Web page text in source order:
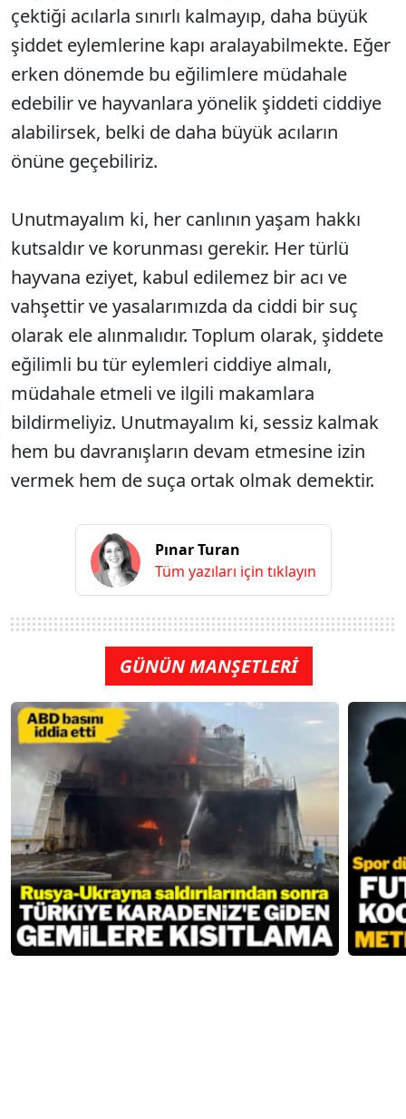
çektiği acılarla sınırlı kalmayıp, daha büyük
şiddet eylemlerine kapı aralayabilmekte. Eğer
erken dönemde bu eğilimlere müdahale
edebilir ve hayvanlara yönelik şiddeti ciddiye
alabilirsek, belki de daha büyük acıların
önüne geçebiliriz.
Unutmayalım ki, her canlının yaşam hakkı
kutsaldır ve korunması gerekir. Her türlü
hayvana eziyet, kabul edilemez bir acı ve
vahşettir ve yasalarımızda da ciddi bir suç
olarak ele alınmalıdır. Toplum olarak, şiddete
eğilimli bu tür eylemleri ciddiye almalı,
müdahale etmeli ve ilgili makamlara
bildirmeliyiz. Unutmayalım ki, sessiz kalmak
hem bu davranışların devam etmesine izin
vermek hem de suça ortak olmak demektir.
Pınar Turan
Tüm yazıları için tıklayın
GÜNÜN MANŞETLERİ